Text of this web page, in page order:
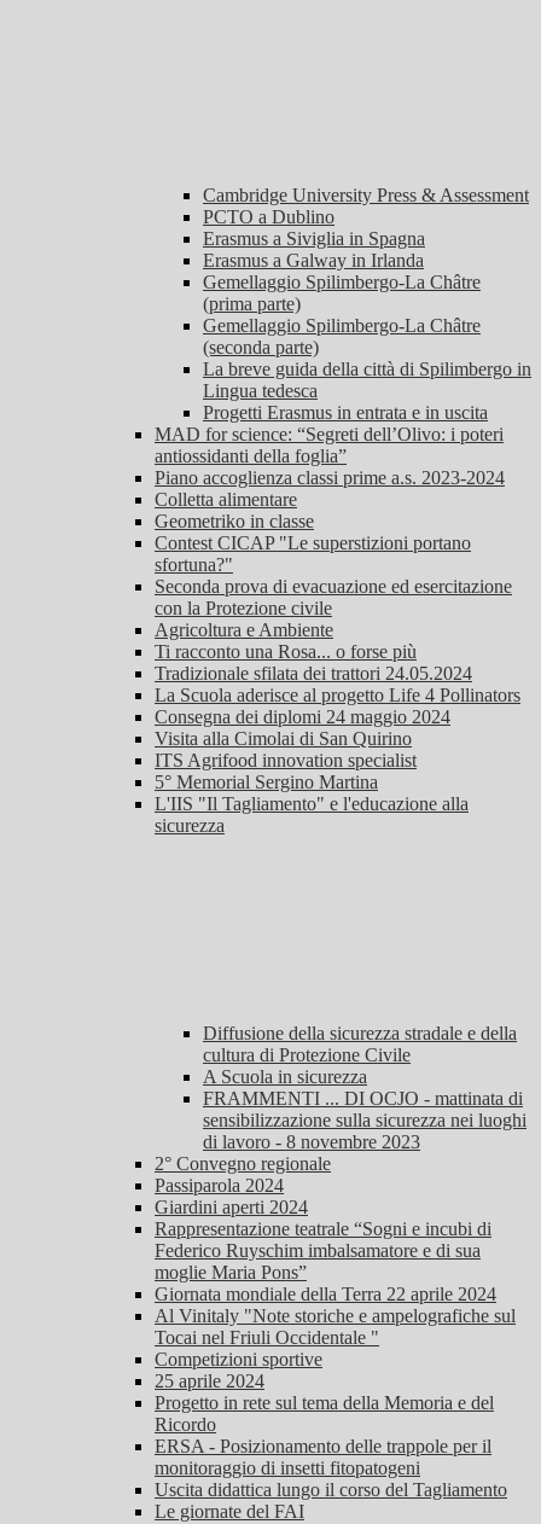
Cambridge University Press & Assessment
PCTO a Dublino
Erasmus a Siviglia in Spagna
Erasmus a Galway in Irlanda
Gemellaggio Spilimbergo-La Châtre
(prima parte)
Gemellaggio Spilimbergo-La Châtre
(seconda parte)
La breve guida della città di Spilimbergo in
Lingua tedesca
Progetti Erasmus in entrata e in uscita
MAD for science: “Segreti dell’Olivo: i poteri
antiossidanti della foglia”
Piano accoglienza classi prime a.s. 2023-2024
Colletta alimentare
Geometriko in classe
Contest CICAP "Le superstizioni portano
sfortuna?"
Seconda prova di evacuazione ed esercitazione
con la Protezione civile
Agricoltura e Ambiente
Ti racconto una Rosa... o forse più
Tradizionale sfilata dei trattori 24.05.2024
La Scuola aderisce al progetto Life 4 Pollinators
Consegna dei diplomi 24 maggio 2024
Visita alla Cimolai di San Quirino
ITS Agrifood innovation specialist
5° Memorial Sergino Martina
L'IIS "Il Tagliamento" e l'educazione alla
sicurezza
Diffusione della sicurezza stradale e della
cultura di Protezione Civile
A Scuola in sicurezza
FRAMMENTI ... DI OCJO - mattinata di
sensibilizzazione sulla sicurezza nei luoghi
di lavoro - 8 novembre 2023
2° Convegno regionale
Passiparola 2024
Giardini aperti 2024
Rappresentazione teatrale “Sogni e incubi di
Federico Ruyschim imbalsamatore e di sua
moglie Maria Pons”
Giornata mondiale della Terra 22 aprile 2024
Al Vinitaly "Note storiche e ampelografiche sul
Tocai nel Friuli Occidentale "
Competizioni sportive
25 aprile 2024
Progetto in rete sul tema della Memoria e del
Ricordo
ERSA - Posizionamento delle trappole per il
monitoraggio di insetti fitopatogeni
Uscita didattica lungo il corso del Tagliamento
Le giornate del FAI